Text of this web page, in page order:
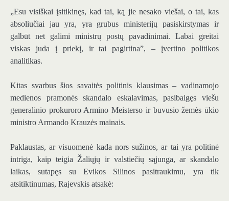
„Esu visiškai įsitikinęs, kad tai, ką jie nesako viešai, o tai, kas
absoliučiai jau yra, yra grubus ministerijų pasiskirstymas ir
galbūt net galimi ministrų postų pavadinimai. Labai greitai
viskas juda į priekį, ir tai pagirtina”, – įvertino politikos
analitikas.
Kitas svarbus šios savaitės politinis klausimas – vadinamojo
medienos pramonės skandalo eskalavimas, pasibaigęs viešu
generalinio prokuroro Armino Meisterso ir buvusio žemės ūkio
ministro Armando Krauzės mainais.
Paklaustas, ar visuomenė kada nors sužinos, ar tai yra politinė
intriga, kaip teigia Žaliųjų ir valstiečių sąjunga, ar skandalo
laikas, sutapęs su Evikos Silinos pasitraukimu, yra tik
atsitiktinumas, Rajevskis atsakė: